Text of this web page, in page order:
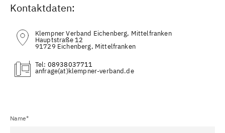
Kontaktdaten:
Klempner Verband Eichenberg, Mittelfranken
Hauptstraße 12
91729 Eichenberg, Mittelfranken
Tel: 08938037711
(at)
Name*